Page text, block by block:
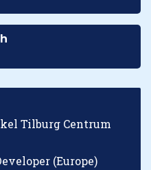
Tilburg Centrum
(Europe)